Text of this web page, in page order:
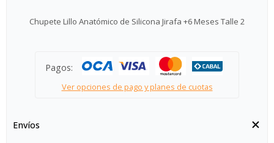
Chupete Lillo Anatómico de Silicona Jirafa +6 Meses Talle 2
Pagos:
Ver opciones de pago y planes de cuotas
Envíos